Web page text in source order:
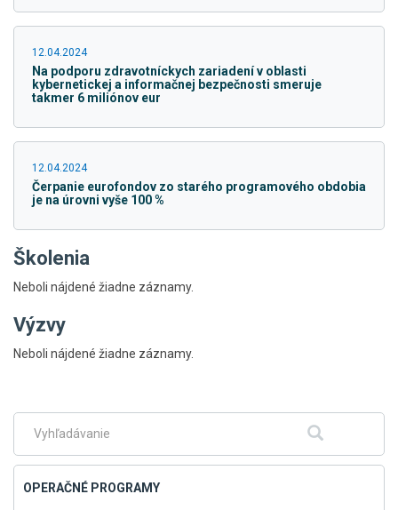
12.04.2024
Na podporu zdravotníckych zariadení v oblasti
kybernetickej a informačnej bezpečnosti smeruje
takmer 6 miliónov eur
12.04.2024
Čerpanie eurofondov zo starého programového obdobia
je na úrovni vyše 100 %
Školenia
Neboli nájdené žiadne záznamy.
Výzvy
Neboli nájdené žiadne záznamy.
menu
Fulltextové
Hľadať
OPERAČNÉ PROGRAMY